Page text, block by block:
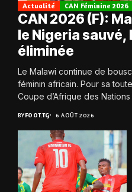
Actualité CAN Féminine 2026
CAN 2026 (F):
le Nigeria sauvé,
éliminée
Le Malawi continue de
féminin africain. Pour sa
Coupe d’Afrique des
BYFOOT.TG 6 AOÛT 2026